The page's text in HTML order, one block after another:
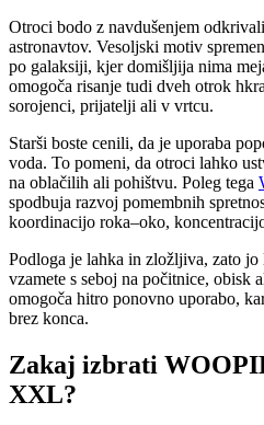
Otroci bodo z navdušenjem
astronavtov. Vesoljski motiv
po galaksiji, kjer domišljija nima
omogoča risanje tudi dveh otrok
sorojenci, prijatelji ali v vrtcu.
Starši boste cenili, da je uporaba
voda. To pomeni, da otroci lahko
na oblačilih ali pohištvu. Poleg tega
spodbuja razvoj pomembnih
koordinacijo roka–oko,
Podloga je lahka in zložljiva, zato jo
vzamete s seboj na počitnice, obisk
omogoča hitro ponovno uporabo,
brez konca.
Zakaj izbrati
XXL?